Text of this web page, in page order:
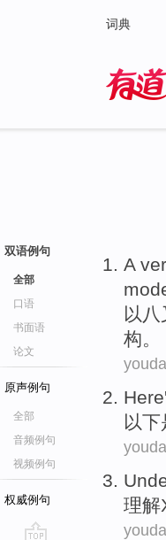
词典
双语例句
全部
口语
书面语
论文
原声例句
全部
音频例句
视频例句
权威例句
A
以 八
构。
Here
以下
理解